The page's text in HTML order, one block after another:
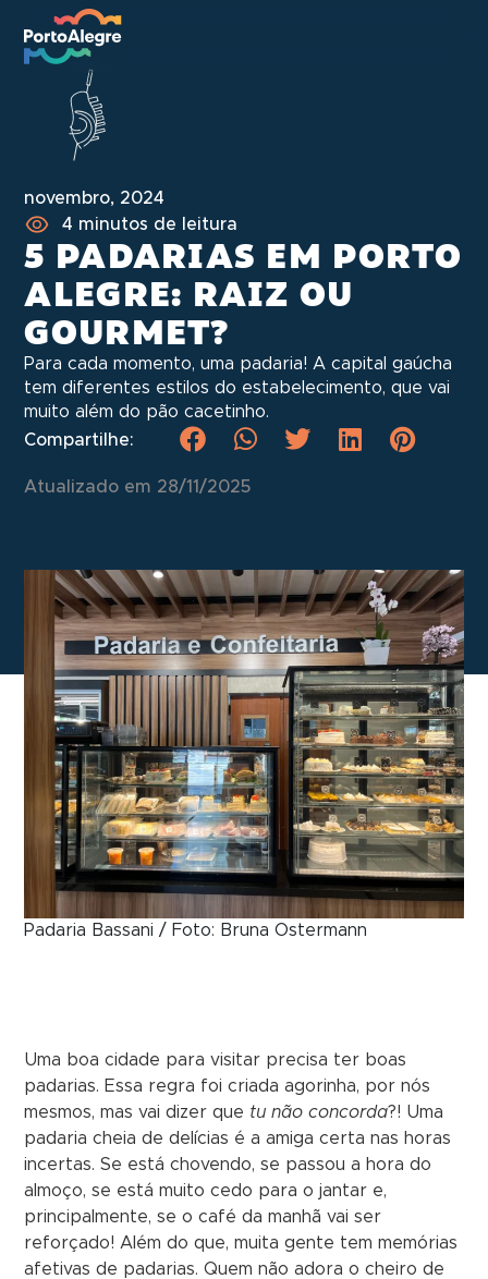
novembro, 2024
4 minutos de leitura
5 PADARIAS EM PORTO
ALEGRE: RAIZ OU
GOURMET?
Para cada momento, uma padaria! A capital gaúcha
tem diferentes estilos do estabelecimento, que vai
muito além do pão cacetinho.
Compartilhe:
Atualizado em 28/11/2025
Padaria Bassani / Foto: Bruna Ostermann
Uma boa cidade para visitar precisa ter boas
padarias. Essa regra foi criada agorinha, por nós
mesmos, mas vai dizer que tu não concorda?! Uma
padaria cheia de delícias é a amiga certa nas horas
incertas. Se está chovendo, se passou a hora do
almoço, se está muito cedo para o jantar e,
principalmente, se o café da manhã vai ser
reforçado! Além do que, muita gente tem memórias
afetivas de padarias. Quem não adora o cheiro de